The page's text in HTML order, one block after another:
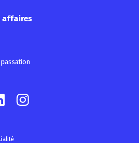
affaires